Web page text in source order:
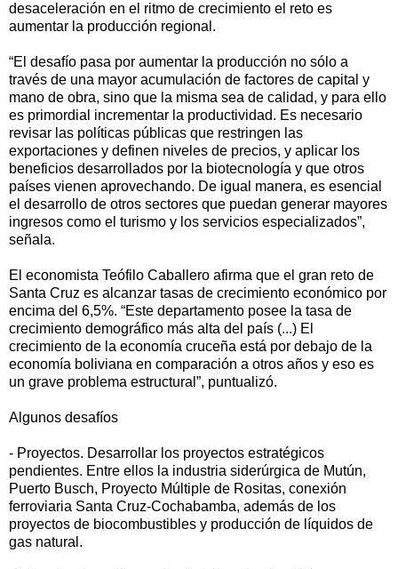
desaceleración en el ritmo de crecimiento el reto es
aumentar la producción regional.
“El desafío pasa por aumentar la producción no sólo a
través de una mayor acumulación de factores de capital y
mano de obra, sino que la misma sea de calidad, y para ello
es primordial incrementar la productividad. Es necesario
revisar las políticas públicas que restringen las
exportaciones y definen niveles de precios, y aplicar los
beneficios desarrollados por la biotecnología y que otros
países vienen aprovechando. De igual manera, es esencial
el desarrollo de otros sectores que puedan generar mayores
ingresos como el turismo y los servicios especializados”,
señala.
El economista Teófilo Caballero afirma que el gran reto de
Santa Cruz es alcanzar tasas de crecimiento económico por
encima del 6,5%. “Este departamento posee la tasa de
crecimiento demográfico más alta del país (...) El
crecimiento de la economía cruceña está por debajo de la
economía boliviana en comparación a otros años y eso es
un grave problema estructural”, puntualizó.
Algunos desafíos
- Proyectos. Desarrollar los proyectos estratégicos
pendientes. Entre ellos la industria siderúrgica de Mutún,
Puerto Busch, Proyecto Múltiple de Rositas, conexión
ferroviaria Santa Cruz-Cochabamba, además de los
proyectos de biocombustibles y producción de líquidos de
gas natural.